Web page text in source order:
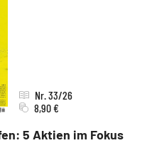
5 Aktien im Fokus
Nr. 33/26
8,90 €